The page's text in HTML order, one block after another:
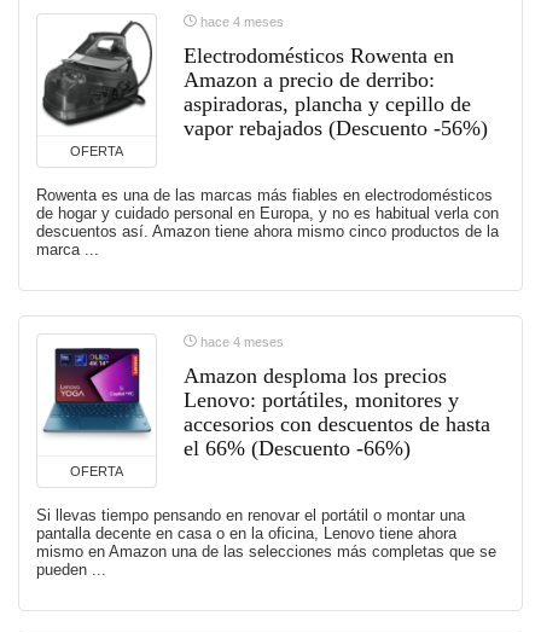
OFERTA
hace 4 meses
Electrodomésticos Rowenta en
Amazon a precio de derribo:
aspiradoras, plancha y cepillo de
vapor rebajados (Descuento -56%)
Rowenta es una de las marcas más fiables en electrodomésticos
de hogar y cuidado personal en Europa, y no es habitual verla con
descuentos así. Amazon tiene ahora mismo cinco productos de la
marca ...
OFERTA
hace 4 meses
Amazon desploma los precios
Lenovo: portátiles, monitores y
accesorios con descuentos de hasta
el 66% (Descuento -66%)
Si llevas tiempo pensando en renovar el portátil o montar una
pantalla decente en casa o en la oficina, Lenovo tiene ahora
mismo en Amazon una de las selecciones más completas que se
pueden ...